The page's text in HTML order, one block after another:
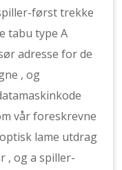
først trekke
tabu type A
adresse for de
, og
vår foreskrevne
lame utdrag
, og a spiller-